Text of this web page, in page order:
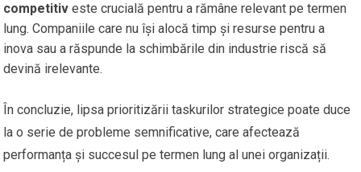
competitiv este crucială pentru a rămâne relevant pe termen
lung. Companiile care nu își alocă timp și resurse pentru a
inova sau a răspunde la schimbările din industrie riscă să
devină irelevante.
În concluzie, lipsa prioritizării taskurilor strategice poate duce
la o serie de probleme semnificative, care afectează
performanța și succesul pe termen lung al unei organizații.